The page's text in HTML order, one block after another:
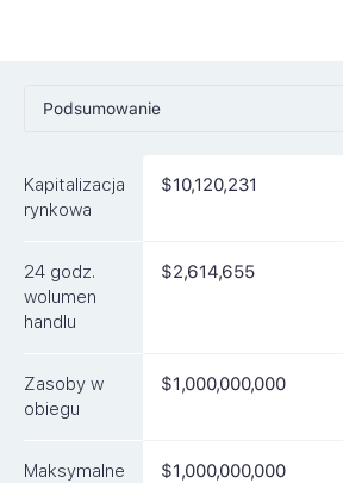
Podsumowanie
Rynki
FAQ
Kapitalizacja
rynkowa
$10,120,231
24 godz.
wolumen
handlu
$2,614,655
Zasoby w
obiegu
$1,000,000,000
Maksymalne
$1,000,000,000